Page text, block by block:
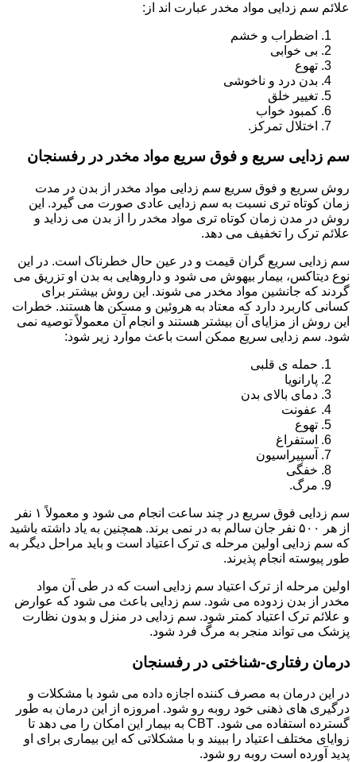
علائم سم زدایی مواد مخدر عبارت اند از:
اضطراب و خشم
بی خوابی
تهوع
بدن درد و ناخوشی
تغییر خلق
کمبود خواب
اختلال تمرکز.
سم زدایی سریع و فوق سریع مواد مخدر در رفسنجان
روش سریع و فوق سریع سم زدایی مواد مخدر از بدن در مدت
زمان کوتاه تری نسبت به سم زدایی عادی صورت می گیرد. این
روش در مدن زمان کوتاه تری مواد مخدر را از بدن می زداید و
علائم ترک را تخفیف می دهد.
سم زدایی سریع گران قیمت و در عین حال خطرناک است. در این
نوع دیتاکس، بیمار بیهوش می شود و داروهایی به بدن او تزریق می
گردند که جانشین مواد مخدر می شوند. این روش بیشتر برای
کسانی کاربرد دارد که معتاد به هروئین و مسکن ها هستند. خطرات
این روش از مزایای آن بیشتر هستند و انجام آن معمولاً توصیه نمی
شود. سم زدایی سریع ممکن است باعث موارد زیر شود:
حمله ی قلبی
پارانویا
دمای بالای بدن
عفونت
تهوع
استفراغ
آسپیراسیون
خفگی
مرگ.
سم زدایی فوق سریع در چند ساعت انجام می شود و معمولاً ۱ نفر
از هر ۵۰۰ نفر جان سالم به در نمی برند. همچنین به یاد داشته باشید
که سم زدایی اولین مرحله ی ترک اعتیاد است و باید مراحل دیگر به
طور پیوسته انجام پذیرند.
اولین مرحله از ترک اعتیاد سم زدایی است که در طی آن مواد
مخدر از بدن زدوده می شود. سم زدایی باعث می شود که عوارض
و علائم ترک اعتیاد کمتر شود. سم زدایی در منزل و بدون نظارت
پزشک می تواند منجر به مرگ فرد شود.
درمان رفتاری-شناختی در رفسنجان
در این درمان به مصرف کننده اجازه داده می شود با مشکلات و
درگیری های ذهنی خود روبه رو شود. امروزه از این درمان به طور
گسترده استفاده می شود. CBT به بیمار این امکان را می دهد تا
زوایای مختلف اعتیاد را ببیند و با مشکلاتی که این بیماری برای او
پدید آورده است روبه رو شود.